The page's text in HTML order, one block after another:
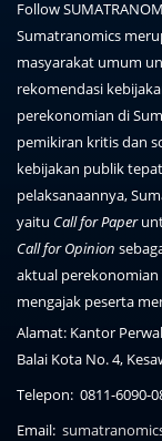
Follow
Sumatranomics
masyarakat umum
rekomendasi
perekonomian di
pemikiran kritis dan
kebijakan publik
pelaksanaannya,
yaitu Call for Paper
Call for Opinion
aktual perekonomian
mengajak peserta
Alamat: Kantor
Balai Kota No. 4,
Telepon: 0811-6090-
Email: